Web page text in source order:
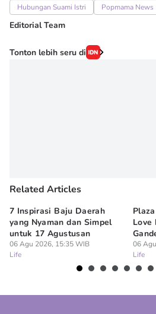
Hubungan Suami Istri Popmama News
Editorial Team
Editor
Irma ediarti mardiyah
Tonton lebih seru di
Related Articles
7 Inspirasi Baju Daerah
yang Nyaman dan Simpel
untuk 17 Agustusan
06 Agu 2026, 15:35 WIB
Life
Love
06
Life